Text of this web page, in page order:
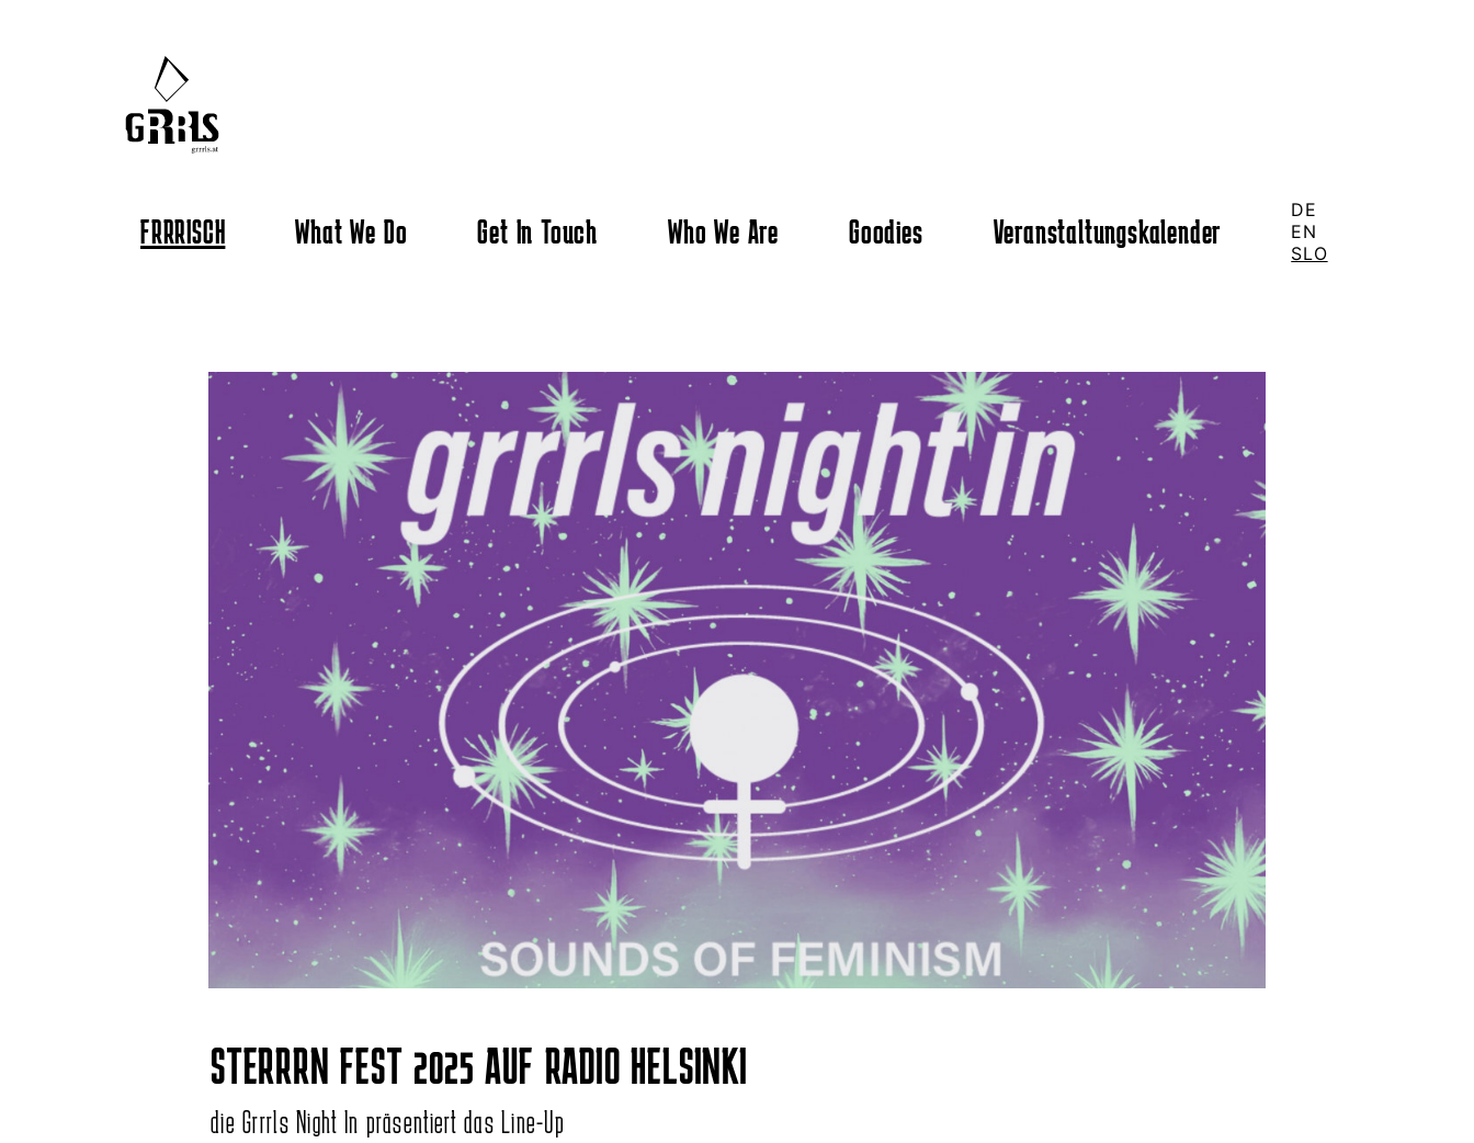
FRRRISCH What We Do Get In Touch Who We Are Goodies Veranstaltungskalender
DE
EN
SLO
STERRRN FEST 2025 AUF RADIO HELSINKI
die Grrrls Night In präsentiert das Line-Up